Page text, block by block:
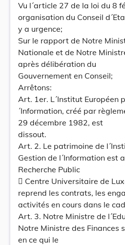
Vu l´article 27 de la loi du 8
organisation du Conseil
y a urgence;
Sur le rapport de Notre
Nationale et de Notre
après délibération du
Gouvernement en Conseil;
Arrêtons:
Art. 1er. L´Institut Européen
´Information, créé par
29 décembre 1982, est
dissout.
Art. 2. Le patrimoine de
Gestion de l´Information est
Recherche Public
 Centre Universitaire de
reprend les contrats, les
activités en cours dans le
Art. 3. Notre Ministre de
Notre Ministre des Finances
en ce qui le